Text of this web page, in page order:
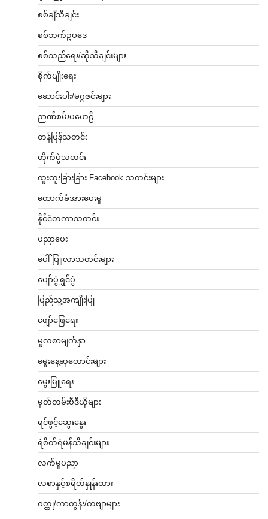
စစ်ချီသီချင်း
စစ်ဘက်ဥပဒေ
စစ်သည်ရေး/ဆိုသီချင်းများ
စိုက်ပျိုးရေး
ဆောင်းပါး/မဂ္ဂဇင်းများ
ဉာဏ်စမ်းပဟေဠိ
တန်ပြန်သတင်း
တိုက်ပွဲသတင်း
ထူးထူးခြားခြား Facebook သတင်းများ
ထောက်ခံအားပေးမှု
နိုင်ငံတကာသတင်း
ပညာပေး
ပေါ်ပြူလာသတင်းများ
ပျော်ပွဲရွှင်ပွဲ
ပြည်သူ့အကျိုးပြု
ဖျော်ဖြေရေး
မူလစာမျက်နှာ
မွေးနေ့ဆုတောင်းများ
မွေးမြူရေး
မှတ်တမ်းဗီဒီယိုများ
ရင်ဖွင့်ဆွေးနွေး
ရဲစိတ်ရဲမန်သီချင်းများ
လက်မှုပညာ
လစာနှင့်စရိတ်နှုန်းထား
ဝတ္ထု/ကာတွန်း/ကဗျာများ